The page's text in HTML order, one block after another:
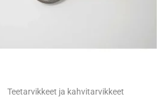
Teetarvikkeet ja kahvitarvikkeet